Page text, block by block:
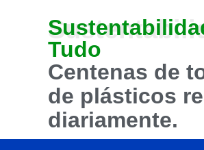
Tudo
Centenas de
de plásticos
diariamente.